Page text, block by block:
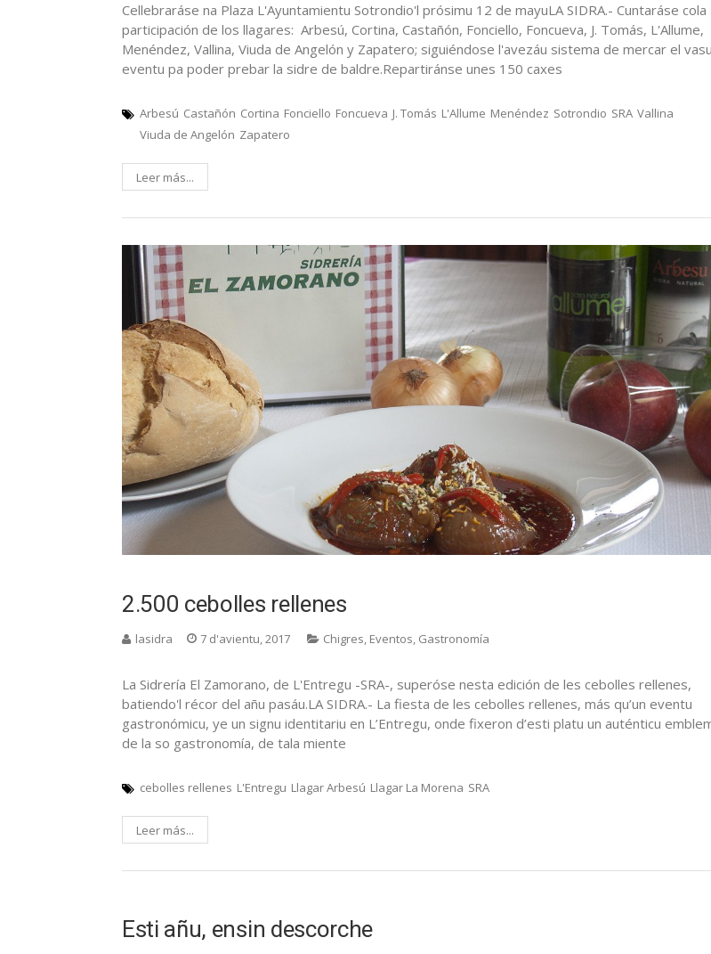
Cellebraráse na Plaza L'Ayuntamientu Sotrondio'l prósimu 12 de mayuLA SIDRA.- Cuntaráse cola
participación de los llagares: Arbesú, Cortina, Castañón, Fonciello, Foncueva, J. Tomás, L'Allume,
Menéndez, Vallina, Viuda de Angelón y Zapatero; siguiéndose l'avezáu sistema de mercar el
eventu pa poder prebar la sidre de baldre.Repartiránse unes 150 caxes
Arbesú Castañón Cortina Fonciello Foncueva J. Tomás L'Allume Menéndez Sotrondio SRA Vallina
Viuda de Angelón Zapatero
Leer más...
2.500 cebolles rellenes
lasidra 7 d'avientu, 2017 Chigres, Eventos, Gastronomía
La Sidrería El Zamorano, de L'Entregu -SRA-, superóse nesta edición de les cebolles rellenes,
batiendo'l récor del añu pasáu.LA SIDRA.- La fiesta de les cebolles rellenes, más qu’un eventu
gastronómicu, ye un signu identitariu en L’Entregu, onde fixeron d’esti platu un auténticu
de la so gastronomía, de tala miente
cebolles rellenes L'Entregu Llagar Arbesú Llagar La Morena SRA
Leer más...
Esti añu, ensin descorche